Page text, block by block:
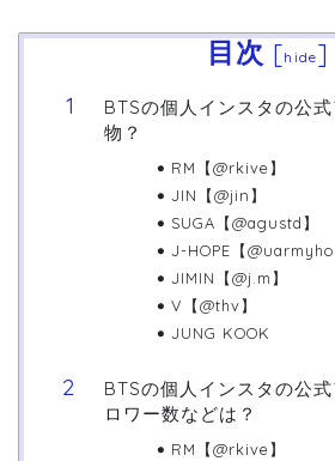
目次 [hide]
BTSの個人インスタの公
物？
RM【@rkive】
JIN【@jin】
SUGA【@agustd】
J-HOPE【
JIMIN【@j.m】
V【@thv】
JUNG KOOK
BTSの個人インスタの公
ロワー数などは？
RM【@rkive】